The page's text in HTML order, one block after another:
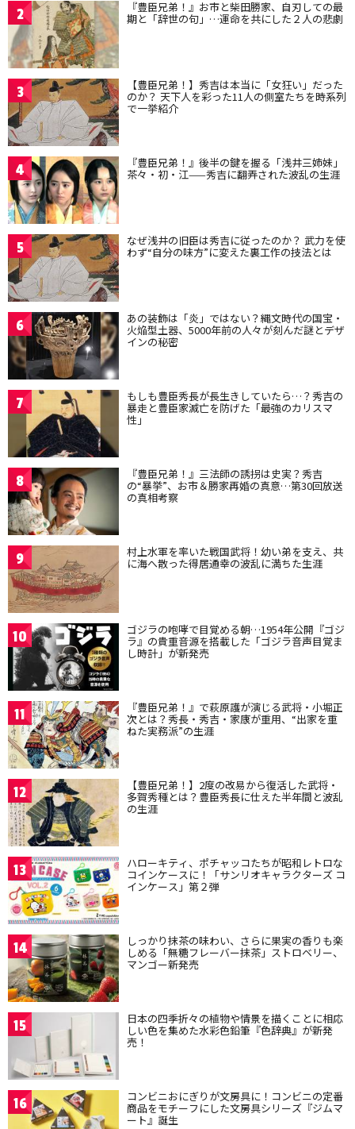
2 『豊臣兄弟！』お市と柴田勝家、自刃しての最
期と「辞世の句」…運命を共にした２人の悲劇
3 【豊臣兄弟！】秀吉は本当に「女狂い」だった
のか？ 天下人を彩った11人の側室たちを時系列
で一挙紹介
4 『豊臣兄弟！』後半の鍵を握る「浅井三姉妹」
茶々・初・江——秀吉に翻弄された波乱の生涯
5 なぜ浅井の旧臣は秀吉に従ったのか？ 武力を使
わず“自分の味方”に変えた裏工作の技法とは
6 あの装飾は「炎」ではない？縄文時代の国宝・
火焔型土器、5000年前の人々が刻んだ謎とデザ
インの秘密
7 もしも豊臣秀長が長生きしていたら…？秀吉の
暴走と豊臣家滅亡を防げた「最強のカリスマ
性」
8 『豊臣兄弟！』三法師の誘拐は史実？秀吉
の“暴挙”、お市＆勝家再婚の真意…第30回放送
の真相考察
9 村上水軍を率いた戦国武将！幼い弟を支え、共
に海へ散った得居通幸の波乱に満ちた生涯
10 ゴジラの咆哮で目覚める朝…1954年公開『ゴジ
ラ』の貴重音源を搭載した「ゴジラ音声目覚ま
し時計」が新発売
11 『豊臣兄弟！』で萩原護が演じる武将・小堀正
次とは？秀長・秀吉・家康が重用、“出家を重
ねた実務派”の生涯
12 【豊臣兄弟！】2度の改易から復活した武将・
多賀秀種とは？豊臣秀長に仕えた半年間と波乱
の生涯
13 ハローキティ、ポチャッコたちが昭和レトロな
コインケースに！「サンリオキャラクターズ コ
インケース」第２弾
14 しっかり抹茶の味わい、さらに果実の香りも楽
しめる「無糖フレーバー抹茶」ストロベリー、
マンゴー新発売
15 日本の四季折々の植物や情景を描くことに相応
しい色を集めた水彩色鉛筆『色辞典』が新発
売！
16 コンビニおにぎりが文房具に！コンビニの定番
商品をモチーフにした文房具シリーズ『ジムマ
ート』誕生